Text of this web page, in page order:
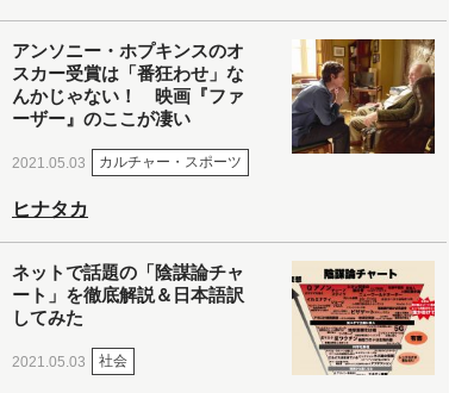
アンソニー・ホプキンスのオ
スカー受賞は「番狂わせ」な
んかじゃない！ 映画『ファ
ーザー』のここが凄い
2021.05.03 カルチャー・スポーツ
ヒナタカ
ネットで話題の「陰謀論チャ
ート」を徹底解説＆日本語訳
してみた
2021.05.03 社会